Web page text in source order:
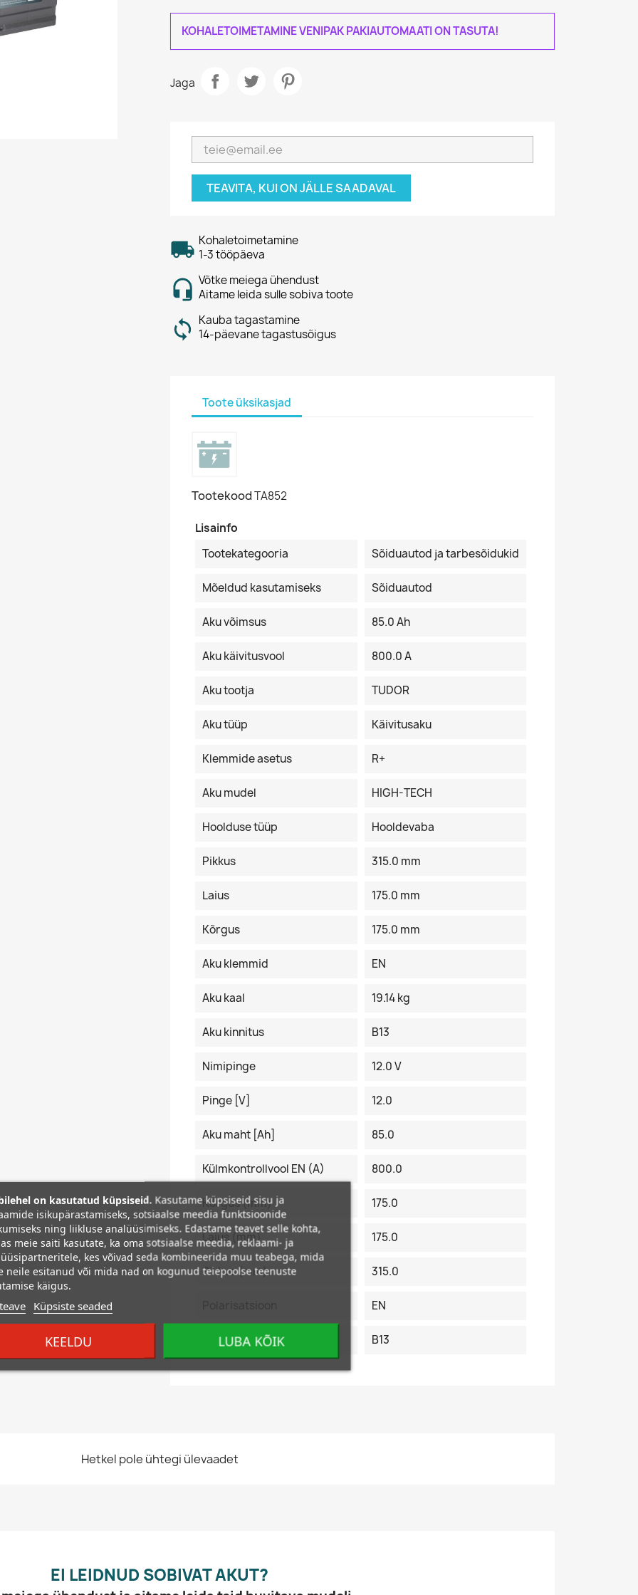
KOHALETOIMETAMINE VENIPAK PAKIAUTOMAATI ON TASUTA!
Jaga
TEAVITA, KUI ON JÄLLE SAADAVAL
Kohaletoimetamine
1-3 tööpäeva
Võtke meiega ühendust
Aitame leida sulle sobiva toote
Kauba tagastamine
14-päevane tagastusõigus
Toote üksikasjad
TootekoodTA852
Lisainfo
Tootekategooria
Sõiduautod ja tarbesõidukid
Mõeldud kasutamiseks Sõiduautod
Aku võimsus 85.0 Ah
Aku käivitusvool 800.0 A
Aku tootja TUDOR
Aku tüüp Käivitusaku
Klemmide asetus R+
Aku mudel HIGH-TECH
Hoolduse tüüp Hooldevaba
Pikkus 315.0 mm
Laius 175.0 mm
Kõrgus 175.0 mm
Aku klemmid EN
Aku kaal 19.14 kg
Aku kinnitus B13
Nimipinge 12.0 V
Pinge [V] 12.0
Aku maht [Ah] 85.0
Külmkontrollvool EN (A) 800.0
Kõrgus (mm) 175.0
Laius (mm) 175.0
Pikkus (mm) 315.0
EN
Põrandaliistuteostus B13
Hetkel pole ühtegi ülevaadet
EI LEIDNUD SOBIVAT AKUT?
on kasutatud küpsiseid. Kasutame küpsiseid sisu ja
isikupärastamiseks, sotsiaalse meedia funktsioonide
ning liikluse analüüsimiseks. Edastame teavet selle kohta,
meie saiti kasutate, ka oma sotsiaalse meedia, reklaami- ja
kes võivad seda kombineerida muu teabega, mida
neile esitanud või mida nad on kogunud teiepoolse teenuste
käigus.
Küpsiste seaded
KEELDU LUBA KÕIK